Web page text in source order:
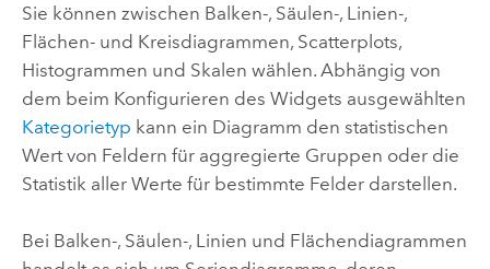
Sie können zwischen Balken-, Säulen-, Linien-,
Flächen- und Kreisdiagrammen, Scatterplots,
Histogrammen und Skalen wählen. Abhängig von
dem beim Konfigurieren des Widgets ausgewählten
Kategorietyp kann ein Diagramm den statistischen
Wert von Feldern für aggregierte Gruppen oder die
Statistik aller Werte für bestimmte Felder darstellen.
Bei Balken-, Säulen-, Linien und Flächendiagrammen